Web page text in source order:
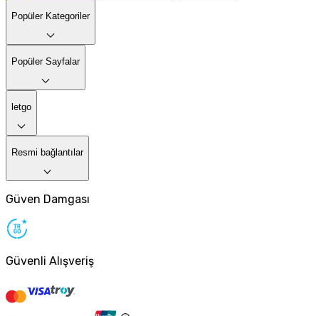
Popüler Kategoriler
Popüler Sayfalar
letgo
Resmi bağlantılar
Güven Damgası
Güvenli Alışveriş